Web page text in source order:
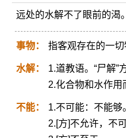
远处的水解不了眼前的渴
事物： 指客观存在的一
水解：
1.道教语。“尸解”
2.化合物和水作
不能：
1.不可能：不能够
2.[方]不允许，不可